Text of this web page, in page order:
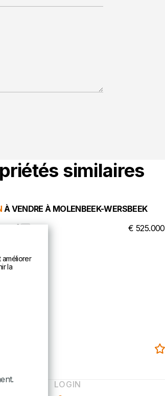
similaires
À VENDRE À MOLENBEEK-WERSBEEK
m² 4 € 525.000
LOGIN
améliorer
la